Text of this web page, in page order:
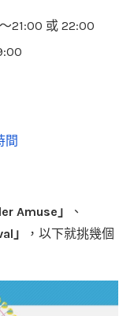
21:00 或 22:00
間
Amuse」
、
」
，以下就挑幾個